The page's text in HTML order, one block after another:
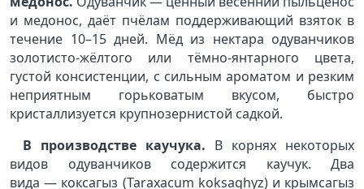
и медонос, даёт пчёлам поддерживающий взяток в
течение 10–15 дней. Мёд из нектара одуванчиков
золотисто-жёлтого или тёмно-янтарного цвета,
густой консистенции, с сильным ароматом и резким
неприятным горьковатым вкусом, быстро
кристаллизуется крупнозернистой садкой.
В производстве каучука. В корнях некоторых
видов одуванчиков содержится каучук. Два
вида — коксагыз (Taraxacum koksaghyz) и крымсагыз